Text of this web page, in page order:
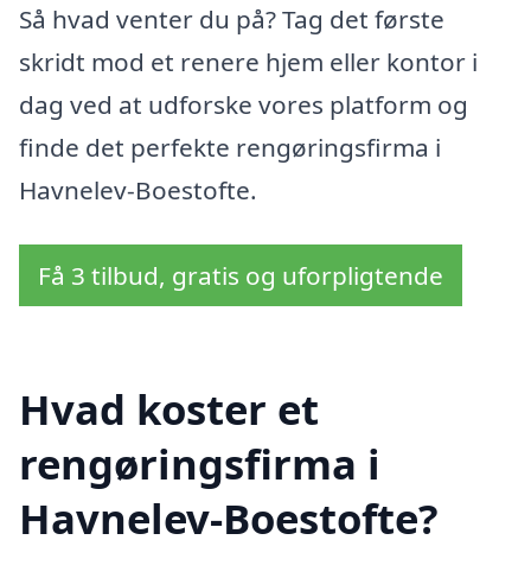
Så hvad venter du på? Tag det første
skridt mod et renere hjem eller kontor i
dag ved at udforske vores platform og
finde det perfekte rengøringsfirma i
Havnelev-Boestofte.
Få 3 tilbud, gratis og uforpligtende
Hvad koster et
rengøringsfirma i
Havnelev-Boestofte?